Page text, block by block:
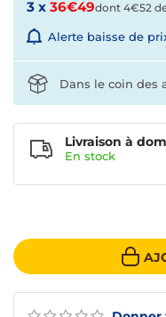
3 x 36€49dont 4€52
Alerte baisse de
Livraison à
En stock
Dans le coin des